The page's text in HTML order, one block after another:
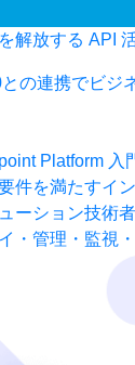
解放する API
の連携でビジ
Platform 入
件を満たすイ
ーション技術
・管理・監視